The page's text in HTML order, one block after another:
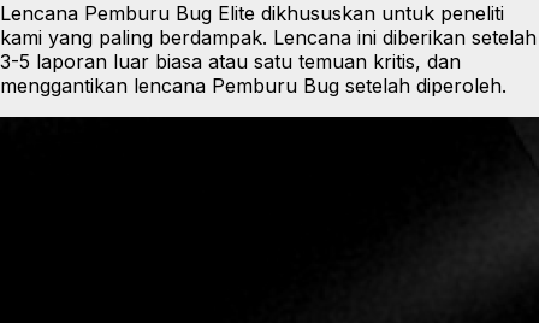
Lencana Pemburu Bug Elite dikhususkan untuk peneliti
kami yang paling berdampak. Lencana ini diberikan setelah
3-5 laporan luar biasa atau satu temuan kritis, dan
menggantikan lencana Pemburu Bug setelah diperoleh.